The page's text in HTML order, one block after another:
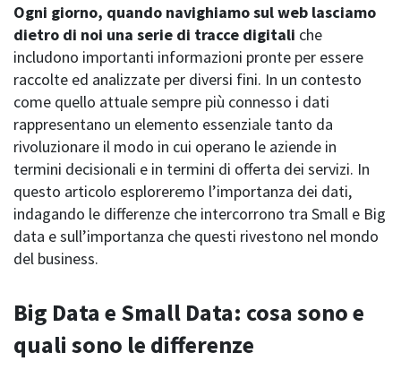
Ogni giorno, quando navighiamo sul web lasciamo
dietro di noi una serie di tracce digitali che
includono importanti informazioni pronte per essere
raccolte ed analizzate per diversi fini. In un contesto
come quello attuale sempre più connesso i dati
rappresentano un elemento essenziale tanto da
rivoluzionare il modo in cui operano le aziende in
termini decisionali e in termini di offerta dei servizi. In
questo articolo esploreremo l’importanza dei dati,
indagando le differenze che intercorrono tra Small e Big
data e sull’importanza che questi rivestono nel mondo
del business.
Big Data e Small Data: cosa sono e
quali sono le differenze